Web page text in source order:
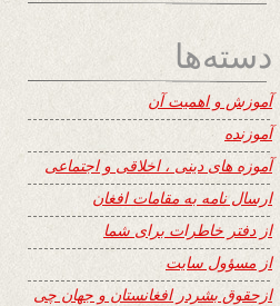
دسته‌ها
آموزش و اهمیت آن
آموزنده
آموزه های دینی ، اخلاقی و اجتماعی
ارسال نامه به مقامات افغان
از دفتر خاطرات برای شما
از مسؤول سایت
ازحقوق بشردر افغانستان و جهان چی